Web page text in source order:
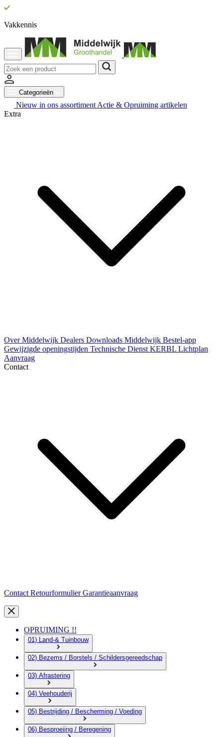
Vakkennis
Categorieën
Nieuw in ons assortiment Actie & Opruiming artikelen
Extra
Over Middelwijk Dealers Downloads Middelwijk Bestel-app
Gewijzigde openingstijden Technische Dienst KERBL Lichtplan
Aanvraag
Contact
Contact RetourformulierGarantieaanvraag
OPRUIMING !!
01) Land-& Tuinbouw
02) Bezems / Borstels / Schildersgereedschap
03) Afrastering
04) Veehouderij
05) Bestrijding / Bescherming / Voeding
06) Besproeiing / Beregening